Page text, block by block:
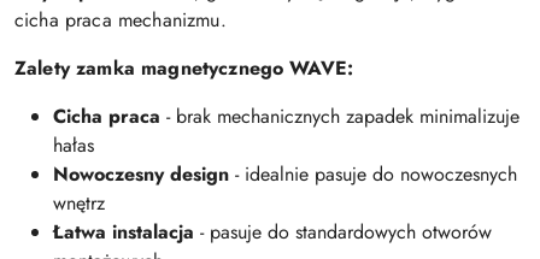
cicha praca mechanizmu.
Zalety zamka magnetycznego WAVE:
Cicha praca - brak mechanicznych zapadek minimalizuje
hałas
Nowoczesny design - idealnie pasuje do nowoczesnych
wnętrz
Łatwa instalacja - pasuje do standardowych otworów